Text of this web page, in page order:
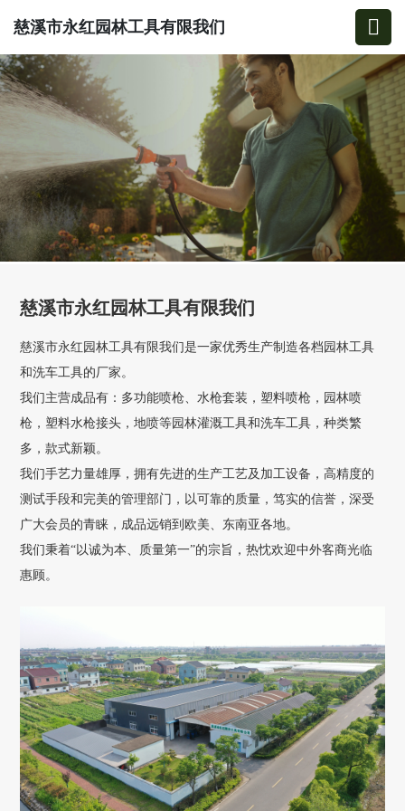
慈溪市永红园林工具有限我们
慈溪市永红园林工具有限我们
慈溪市永红园林工具有限我们是一家优秀生产制造各档园林工具
和洗车工具的厂家。
我们主营成品有：多功能喷枪、水枪套装，塑料喷枪，园林喷
枪，塑料水枪接头，地喷等园林灌溉工具和洗车工具，种类繁
多，款式新颖。
我们手艺力量雄厚，拥有先进的生产工艺及加工设备，高精度的
测试手段和完美的管理部门，以可靠的质量，笃实的信誉，深受
广大会员的青睐，成品远销到欧美、东南亚各地。
我们秉着“以诚为本、质量第一”的宗旨，热忱欢迎中外客商光临
惠顾。